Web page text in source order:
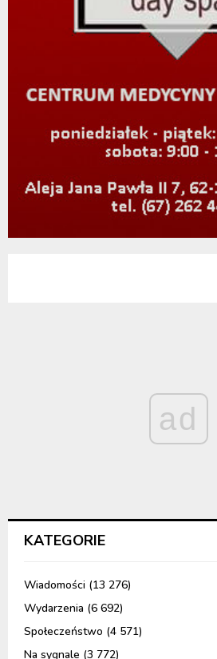
ad
KATEGORIE
Wiadomości (13 276)
Wydarzenia (6 692)
Społeczeństwo (4 571)
Na sygnale (3 772)